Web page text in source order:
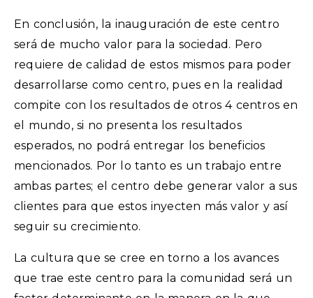
En conclusión, la inauguración de este centro
será de mucho valor para la sociedad. Pero
requiere de calidad de estos mismos para poder
desarrollarse como centro, pues en la realidad
compite con los resultados de otros 4 centros en
el mundo, si no presenta los resultados
esperados, no podrá entregar los beneficios
mencionados. Por lo tanto es un trabajo entre
ambas partes; el centro debe generar valor a sus
clientes para que estos inyecten más valor y así
seguir su crecimiento.
La cultura que se cree en torno a los avances
que trae este centro para la comunidad será un